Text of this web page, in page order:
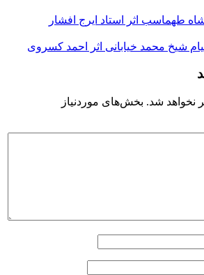
طهماسب اثر استاد ایرج افشار
شیخ محمد خیابانی اثر احمد کسروی
نخواهد شد. بخش‌های موردنیاز